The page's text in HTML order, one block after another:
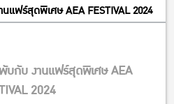
ฟร์สุดพิเศษ AEA FESTIVAL 2024
กับ งานแฟร์สุดพิเศษ AEA
2024